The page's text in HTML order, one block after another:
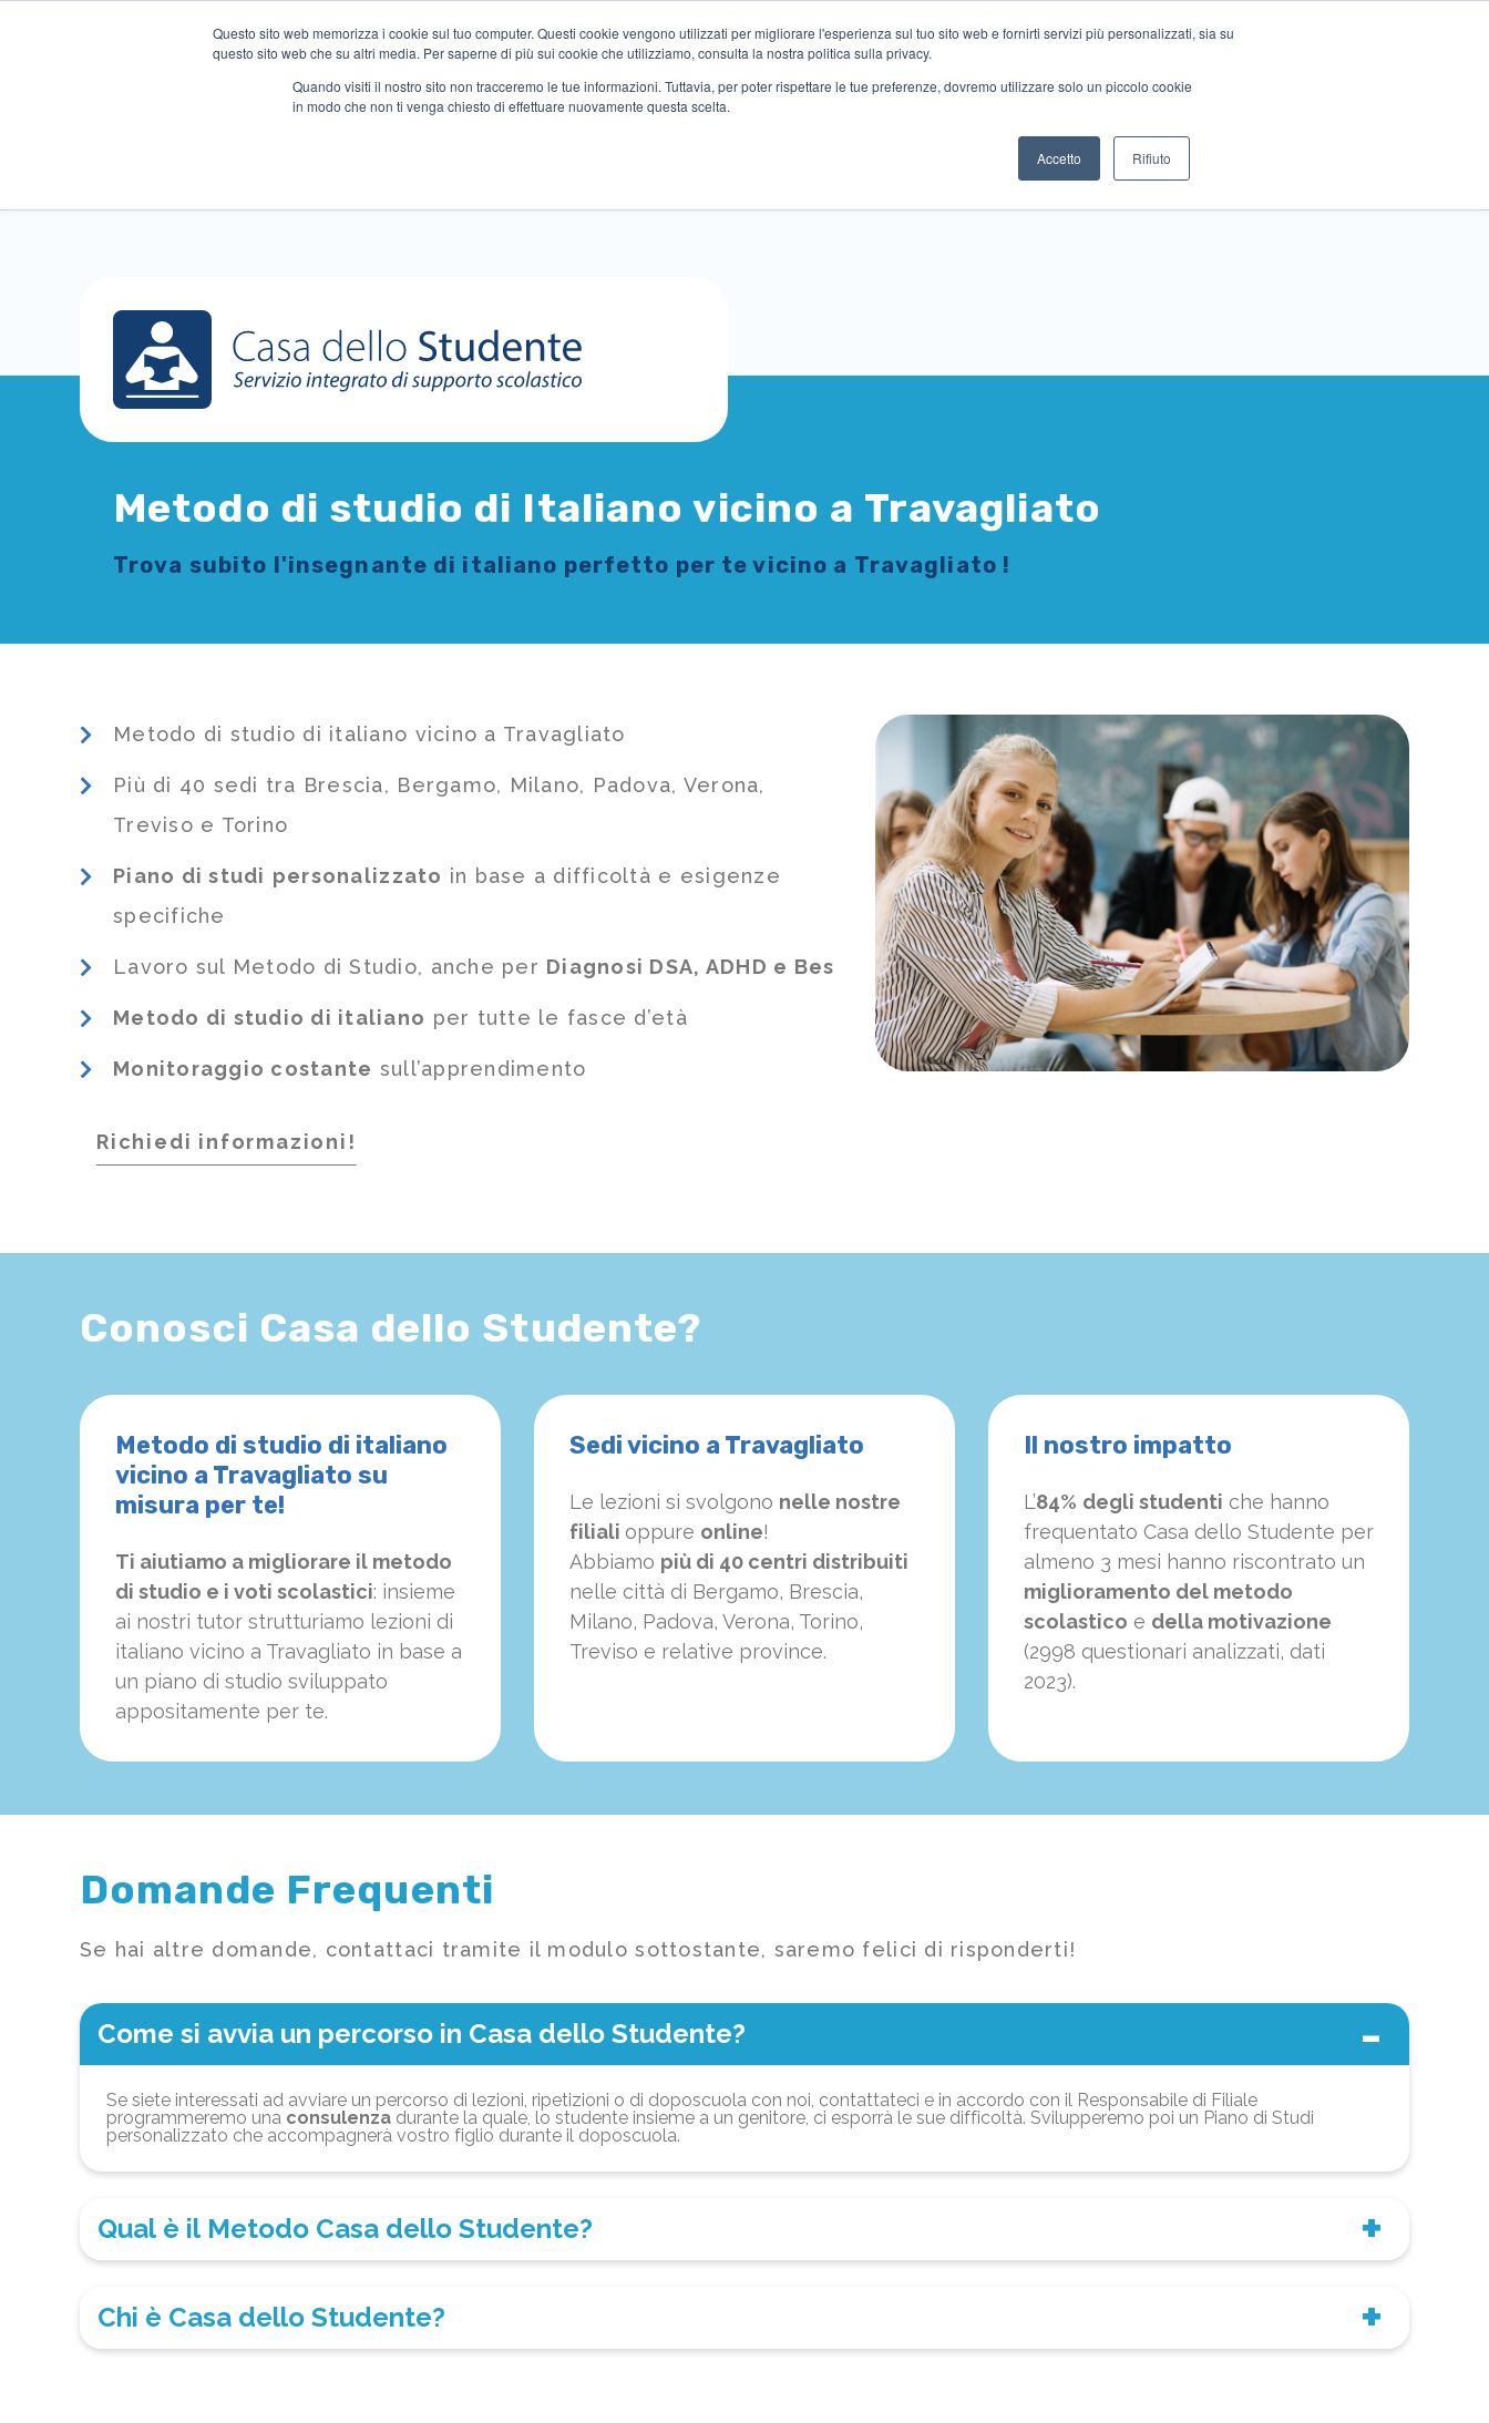
Questo sito web memorizza i cookie sul tuo computer. Questi cookie vengono utilizzati per migliorare l'esperienza sul tuo sito web e fornirti servizi più personalizzati, sia su
questo sito web che su altri media. Per saperne di più sui cookie che utilizziamo, consulta la nostra politica sulla privacy.
Quando visiti il ​​nostro sito non tracceremo le tue informazioni. Tuttavia, per poter rispettare le tue preferenze, dovremo utilizzare solo un piccolo cookie
in modo che non ti venga chiesto di effettuare nuovamente questa scelta.
Accetto Rifiuto
Metodo di studio di Italiano vicino a Travagliato
Trova subito l'insegnante di italiano perfetto per te vicino a Travagliato !
Metodo di studio di italiano vicino a Travagliato
Più di 40 sedi tra Brescia, Bergamo, Milano, Padova, Verona,
Treviso e Torino
Piano di studi personalizzato in base a difficoltà e esigenze
specifiche
Lavoro sul Metodo di Studio, anche per Diagnosi DSA, ADHD e Bes
Metodo di studio di italiano per tutte le fasce d’età
Monitoraggio costante sull’apprendimento
Richiedi informazioni!
Conosci Casa dello Studente?
Metodo di studio di italiano
vicino a Travagliato su
misura per te!
Ti aiutiamo a migliorare il metodo
di studio e i voti scolastici: insieme
ai nostri tutor strutturiamo lezioni di
italiano vicino a Travagliato in base a
un piano di studio sviluppato
appositamente per te.
Sedi vicino a Travagliato
Le lezioni si svolgono nelle nostre
filiali oppure online!
Abbiamo più di 40 centri distribuiti
nelle città di Bergamo, Brescia,
Milano, Padova, Verona, Torino,
Treviso e relative province.
Il nostro impatto
L’84% degli studenti che hanno
frequentato Casa dello Studente per
almeno 3 mesi hanno riscontrato un
miglioramento del metodo
scolastico e della motivazione
(2998 questionari analizzati, dati
2023).
Domande Frequenti
Se hai altre domande, contattaci tramite il modulo sottostante, saremo felici di risponderti!
Come si avvia un percorso in Casa dello Studente?
Se siete interessati ad avviare un percorso di lezioni, ripetizioni o di doposcuola con noi, contattateci e in accordo con il Responsabile di Filiale
programmeremo una consulenza durante la quale, lo studente insieme a un genitore, ci esporrà le sue difficoltà. Svilupperemo poi un Piano di Studi
personalizzato che accompagnerà vostro figlio durante il doposcuola.
Qual è il Metodo Casa dello Studente?
Chi è Casa dello Studente?